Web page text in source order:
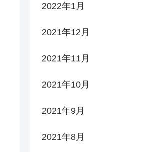
2022年1月
2021年12月
2021年11月
2021年10月
2021年9月
2021年8月